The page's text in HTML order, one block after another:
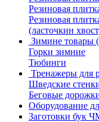
Резиновая
Резиновая
(ласточкин
Зимине товары
Горки зимние
Тюбинги
Тренажеры для
Шведские
Беговые
Оборудование
Заготовки бук